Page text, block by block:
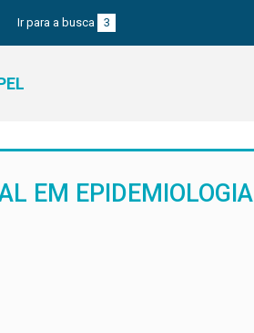
Ir para a busca 3
EM EPIDEMIOLOGIA